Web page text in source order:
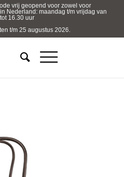
vrij geopend voor zowel voor
Nederland: maandag t/m vrijdag van
16.30 uur
t/m 25 augustus 2026.